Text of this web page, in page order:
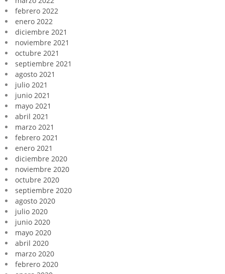
febrero 2022
enero 2022
diciembre 2021
noviembre 2021
octubre 2021
septiembre 2021
agosto 2021
julio 2021
junio 2021
mayo 2021
abril 2021
marzo 2021
febrero 2021
enero 2021
diciembre 2020
noviembre 2020
octubre 2020
septiembre 2020
agosto 2020
julio 2020
junio 2020
mayo 2020
abril 2020
marzo 2020
febrero 2020